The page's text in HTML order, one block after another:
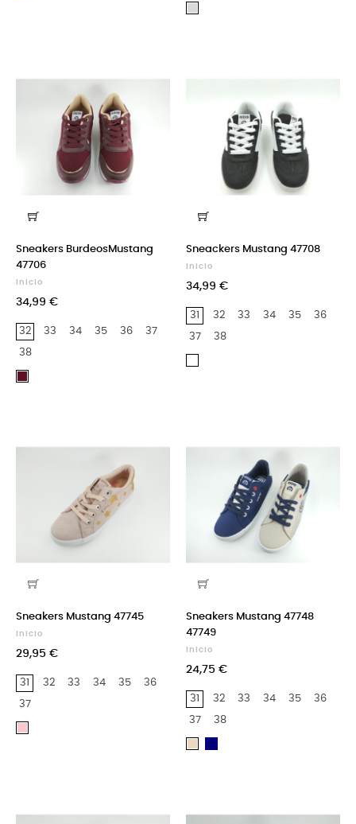
Sneakers BurdeosMustang
47706
Inicio
34,99 €
32 33 34 35 36 37
38
Sneackers Mustang 47708
Inicio
34,99 €
31 32 33 34 35 36
37 38
Sneakers Mustang 47745
Inicio
29,95 €
31 32 33 34 35 36
37
Sneakers Mustang 47748
47749
Inicio
24,75 €
31 32 33 34 35 36
37 38